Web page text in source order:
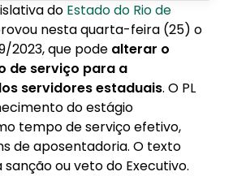
apoia a mudança na
servidor estadual
contagem de tempo
do Estado do Rio de
nesta quarta-feira (25) o
2023, que pode alterar o
de serviço para a
servidores estaduais. O PL
do estágio
tempo de serviço efetivo,
de aposentadoria. O texto
ou veto do Executivo.